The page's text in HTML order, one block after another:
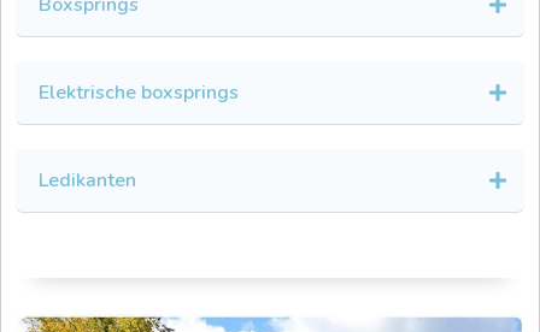
Elektrische boxsprings
Ledikanten